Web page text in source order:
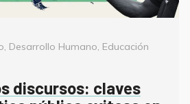
, Desarrollo Humano, Educación
discursos: claves